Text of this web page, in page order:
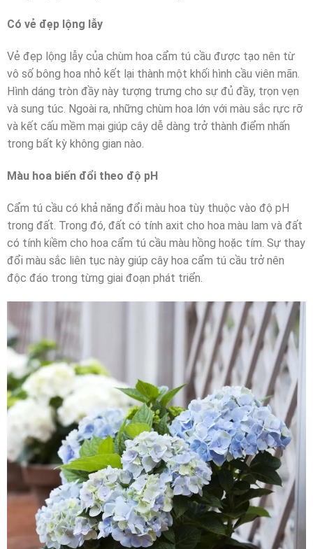
Có vẻ đẹp lộng lẫy
Vẻ đẹp lộng lẫy của chùm hoa cẩm tú cầu được tạo nên từ
vô số bông hoa nhỏ kết lại thành một khối hình cầu viên mãn.
Hình dáng tròn đầy này tượng trưng cho sự đủ đầy, trọn vẹn
và sung túc. Ngoài ra, những chùm hoa lớn với màu sắc rực rỡ
và kết cấu mềm mại giúp cây dễ dàng trở thành điểm nhấn
trong bất kỳ không gian nào.
Màu hoa biến đổi theo độ pH
Cẩm tú cầu có khả năng đổi màu hoa tùy thuộc vào độ pH
trong đất. Trong đó, đất có tính axit cho hoa màu lam và đất
có tính kiềm cho hoa cẩm tú cầu màu hồng hoặc tím. Sự thay
đổi màu sắc liên tục này giúp cây hoa cẩm tú cầu trở nên
độc đáo trong từng giai đoạn phát triển.